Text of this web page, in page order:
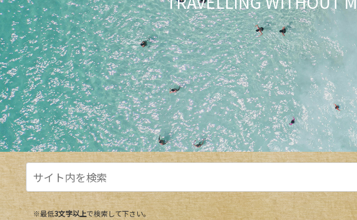
※最低3文字以上で検索して下さい。